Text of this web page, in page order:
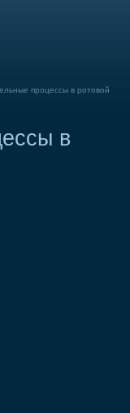
процессы в ротовой
в